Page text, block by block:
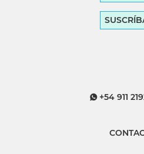
+54 911